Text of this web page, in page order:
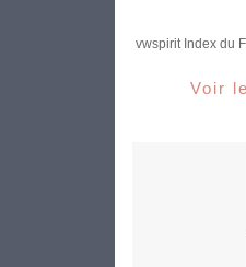
vwspirit Index du
Voir